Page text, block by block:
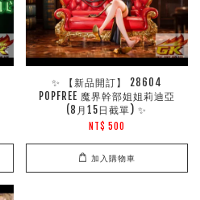
✨ 【新品開訂】 28604
POPFREE 魔界幹部姐姐莉迪亞
(8月15日截單) ✨
NT$ 500
加入購物車